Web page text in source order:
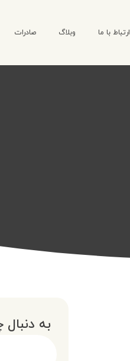
ارتباط با ما وبلاگ صادرات
به